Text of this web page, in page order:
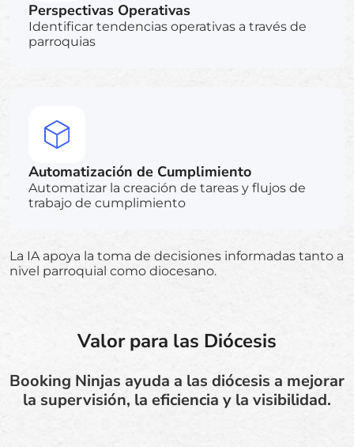
Perspectivas Operativas
Identificar tendencias operativas a través de
parroquias
Automatización de Cumplimiento
Automatizar la creación de tareas y flujos de
trabajo de cumplimiento
La IA apoya la toma de decisiones informadas tanto a
nivel parroquial como diocesano.
Valor para las Diócesis
Booking Ninjas ayuda a las diócesis a mejorar
la supervisión, la eficiencia y la visibilidad.